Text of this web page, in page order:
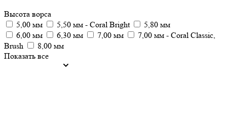
Высота ворса
5,00 мм
5,50 мм - Coral Bright
5,80 мм
6,00 мм
6,30 мм 7,00 мм
7,00 мм - Coral Classic,
Brush
8,00 мм
Показать все